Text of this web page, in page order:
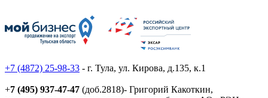
+7 (4872) 25-98-33 - г. Тула, ул. Кирова, д.135, к.1
+7 (495) 937-47-47 (доб.2818)- Григорий Какоткин,